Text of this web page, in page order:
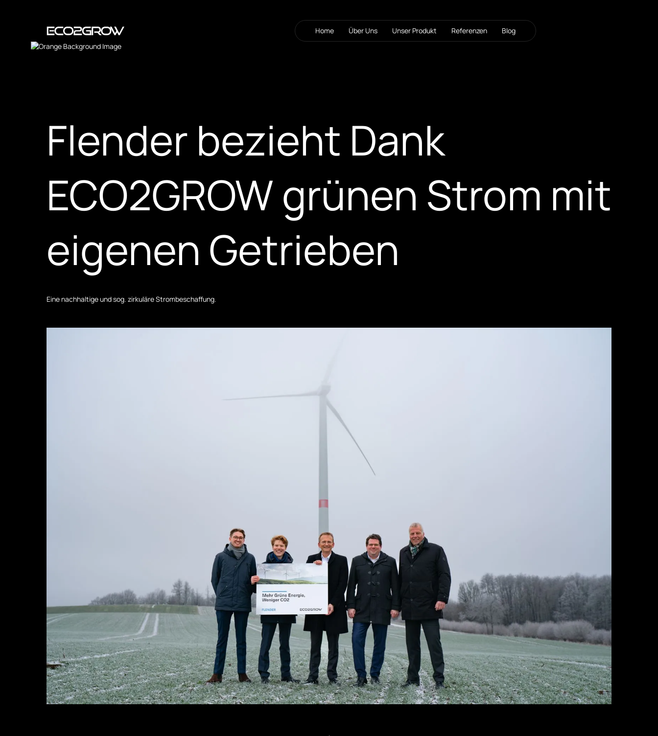
Home Über Uns Unser Produkt Referenzen Blog
Flender bezieht Dank
ECO2GROW grünen Strom mit
eigenen Getrieben
Eine nachhaltige und sog. zirkuläre Strombeschaffung.